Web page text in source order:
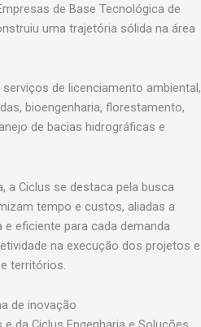
de Base Tecnológica de
uma trajetória sólida na área
de licenciamento ambiental,
bioengenharia, florestamento,
de bacias hidrográficas e
a Ciclus se destaca pela busca
tempo e custos, aliadas a
eficiente para cada demanda
na execução dos projetos e
territórios.
de inovação